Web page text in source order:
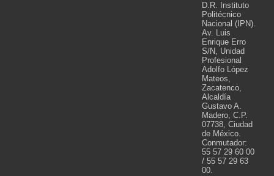
D.R. Instituto
Politécnico
Nacional (IPN).
Av. Luis
Enrique Erro
S/N, Unidad
Profesional
Adolfo López
Mateos,
Zacatenco,
Alcaldía
Gustavo A.
Madero, C.P.
07738, Ciudad
de México.
Conmutador:
55 57 29 60 00
/ 55 57 29 63
00.